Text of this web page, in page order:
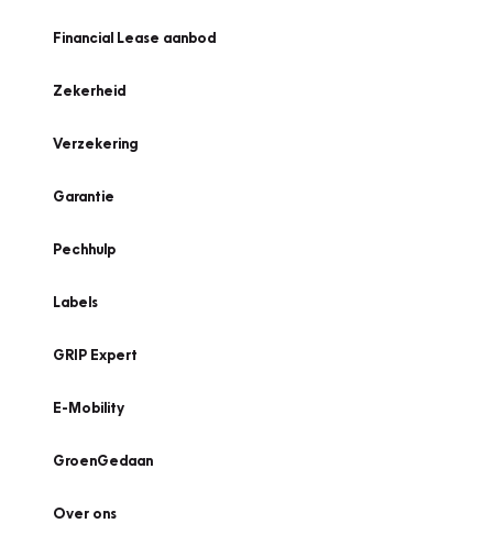
Financial Lease aanbod
Zekerheid
Verzekering
Garantie
Pechhulp
Labels
GRIP Expert
E-Mobility
GroenGedaan
Over ons